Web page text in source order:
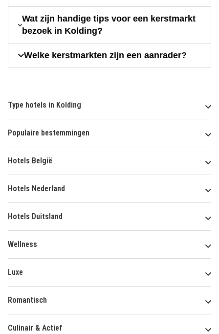
Wat zijn handige tips voor een kerstmarkt
bezoek in Kolding?
Welke kerstmarkten zijn een aanrader?
Type hotels in Kolding
Populaire bestemmingen
Hotels België
Hotels Nederland
Hotels Duitsland
Wellness
Luxe
Romantisch
Culinair & Actief